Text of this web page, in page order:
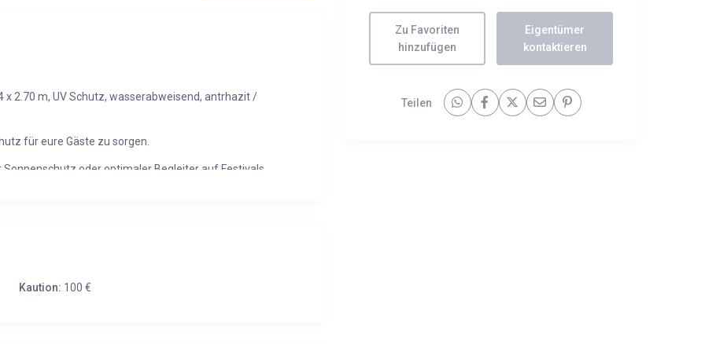
2.70 m, UV Schutz, wasserabweisend, antrhazit /
für eure Gäste zu sorgen.
oder optimaler Begleiter auf Festivals
ihr ihn auch nutzt und danach wird er weitervermietet.
Kaution: 100 €
Zu Favoriten
hinzufügen
Eigentümer
kontaktieren
Teilen